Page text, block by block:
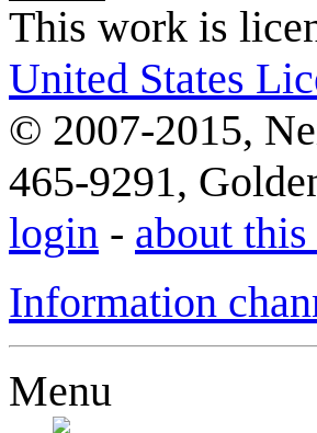
This work is
United States
© 2007-2015,
465-9291,
login - about this
Information
Menu